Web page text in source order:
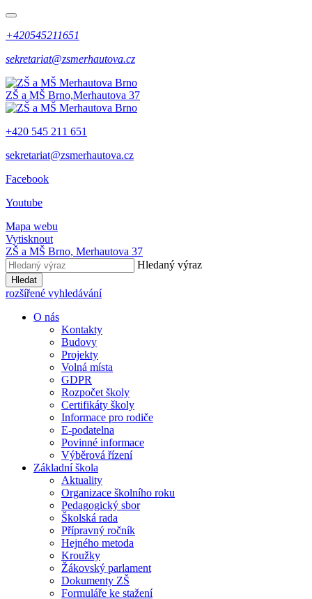
+420545211651
sekretariat@zsmerhautova.cz
ZŠ a MŠ Brno,Merhautova 37
+420 545 211 651
sekretariat@zsmerhautova.cz
Facebook
Youtube
Mapa webu
Vytisknout
ZŠ a MŠ Brno, Merhautova 37
Hledaný výraz
Hledat
rozšířené vyhledávání
O nás
Kontakty
Budovy
Projekty
Volná místa
GDPR
Rozpočet školy
Certifikáty školy
Informace pro rodiče
E-podatelna
Povinné informace
Výběrová řízení
Základní škola
Aktuality
Organizace školního roku
Pedagogický sbor
Školská rada
Přípravný ročník
Hejného metoda
Kroužky
Žákovský parlament
Dokumenty ZŠ
Formuláře ke stažení